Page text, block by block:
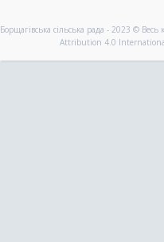
Борщагівська сільська рада - 2023 ©
Attribution 4.0